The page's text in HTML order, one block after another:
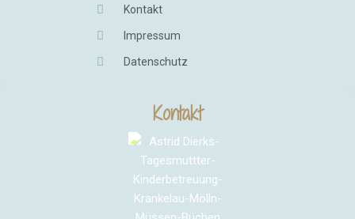
Kontakt
Impressum
Datenschutz
Kontakt